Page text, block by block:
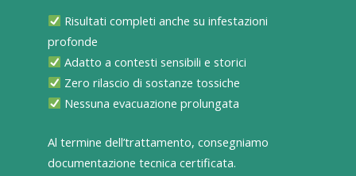
Risultati completi anche su infestazioni
profonde
Adatto a contesti sensibili e storici
Zero rilascio di sostanze tossiche
Nessuna evacuazione prolungata
Al termine dell’trattamento, consegniamo
documentazione tecnica certificata.